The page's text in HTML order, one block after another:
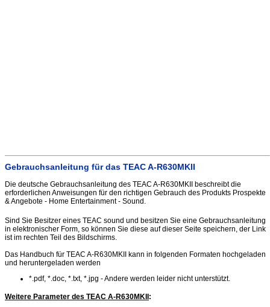
Gebrauchsanleitung für das TEAC A-R630MKII
Die deutsche Gebrauchsanleitung des TEAC A-R630MKII beschreibt die
erforderlichen Anweisungen für den richtigen Gebrauch des Produkts Prospekte
& Angebote - Home Entertainment - Sound.
Sind Sie Besitzer eines TEAC sound und besitzen Sie eine Gebrauchsanleitung
in elektronischer Form, so können Sie diese auf dieser Seite speichern, der Link
ist im rechten Teil des Bildschirms.
Das Handbuch für TEAC A-R630MKII kann in folgenden Formaten hochgeladen
und heruntergeladen werden
*.pdf, *.doc, *.txt, *.jpg - Andere werden leider nicht unterstützt.
Weitere Parameter des TEAC A-R630MKII :